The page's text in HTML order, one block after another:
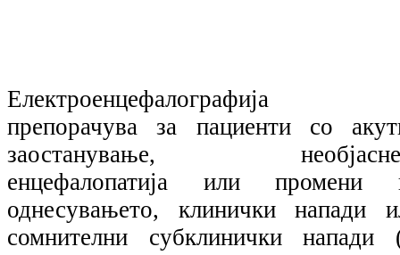
Електроенцефалографија
препорачува за пациенти со
заостанување,
енцефалопатија или промени
однесувањето, клинички напади
сомнителни субклинички напади